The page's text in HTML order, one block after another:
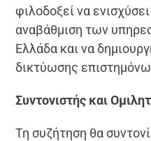
φιλοδοξεί να
αναβάθμιση των
Ελλάδα και να
δικτύωσης
Συντονιστής και
Τη συζήτηση θα